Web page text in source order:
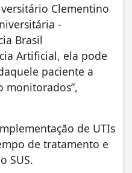
Clementino
-
Brasil
Artificial, ela pode
paciente a
monitorados”,
de UTIs
de tratamento e
SUS.